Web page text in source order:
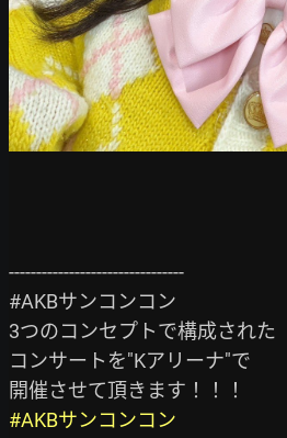
--------------------------------
#AKBサンコンコン
3つのコンセプトで構成された
コンサートを"Kアリーナ"で
#AKBサンコンコン